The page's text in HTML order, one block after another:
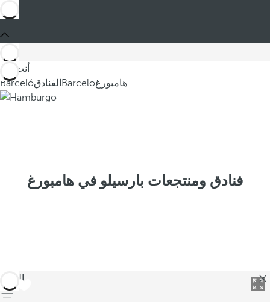
أنت في
Barcelóالفنادق Barceloهامبورغ
فنادق ومنتجعات بارسيلو في هامبورغ
العودة